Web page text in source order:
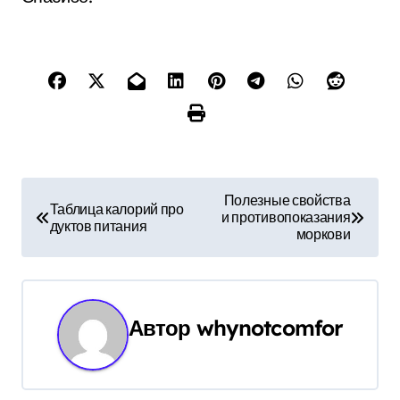
в
а
Таблица калорий про
дуктов питания
Полезные свойства
и противопоказания
моркови
Автор whynotcomfor